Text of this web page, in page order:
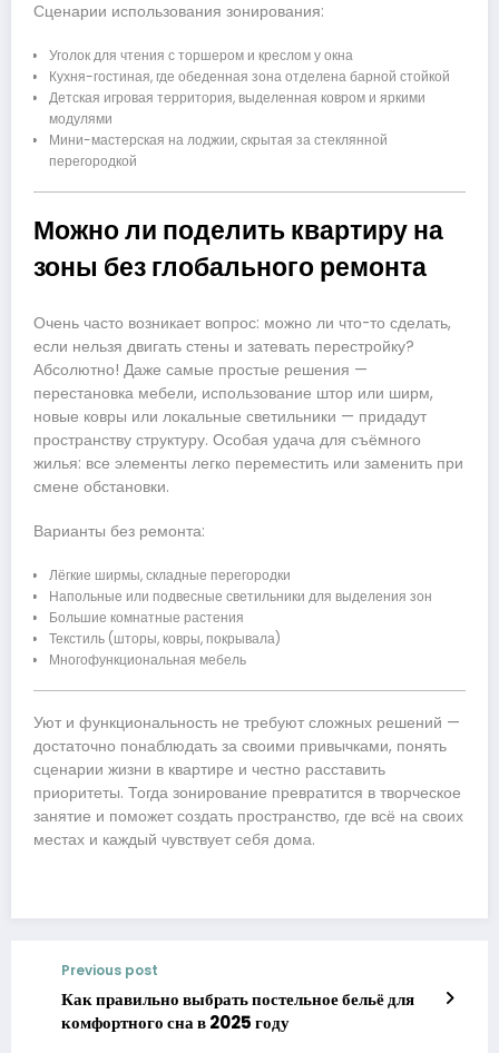
Сценарии использования зонирования:
Уголок для чтения с торшером и креслом у окна
Кухня-гостиная, где обеденная зона отделена барной стойкой
Детская игровая территория, выделенная ковром и яркими
модулями
Мини-мастерская на лоджии, скрытая за стеклянной
перегородкой
Можно ли поделить квартиру на
зоны без глобального ремонта
Очень часто возникает вопрос: можно ли что-то сделать,
если нельзя двигать стены и затевать перестройку?
Абсолютно! Даже самые простые решения —
перестановка мебели, использование штор или ширм,
новые ковры или локальные светильники — придадут
пространству структуру. Особая удача для съёмного
жилья: все элементы легко переместить или заменить при
смене обстановки.
Варианты без ремонта:
Лёгкие ширмы, складные перегородки
Напольные или подвесные светильники для выделения зон
Большие комнатные растения
Текстиль (шторы, ковры, покрывала)
Многофункциональная мебель
Уют и функциональность не требуют сложных решений —
достаточно понаблюдать за своими привычками, понять
сценарии жизни в квартире и честно расставить
приоритеты. Тогда зонирование превратится в творческое
занятие и поможет создать пространство, где всё на своих
местах и каждый чувствует себя дома.
Previous post
Как правильно выбрать постельное бельё для
комфортного сна в 2025 году